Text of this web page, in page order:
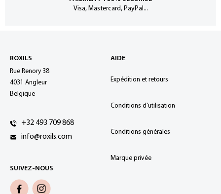
Visa, Mastercard, PayPal...
ROXILS
Rue Renory 38
4031 Angleur
Belgique
+32 493 709 868
info@roxils.com
SUIVEZ-NOUS
AIDE
Expédition et retours
Conditions d'utilisation
Conditions générales
Marque privée